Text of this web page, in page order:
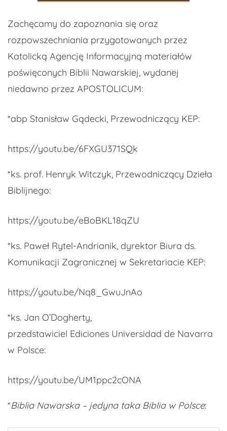
Zachęcamy do zapoznania się oraz
rozpowszechniania przygotowanych przez
Katolicką Agencję Informacyjną materiałów
poświęconych Biblii Nawarskiej, wydanej
niedawno przez APOSTOLICUM:
*abp Stanisław Gądecki, Przewodniczący KEP:
https://youtu.be/6FXGU371SQk
*ks. prof. Henryk Witczyk, Przewodniczący Dzieła
Biblijnego:
https://youtu.be/eBoBKL18qZU
*ks. Paweł Rytel-Andrianik, dyrektor Biura ds.
Komunikacji Zagranicznej w Sekretariacie KEP:
https://youtu.be/Nq8_GwuJnAo
*ks. Jan O’Dogherty,
przedstawiciel Ediciones Universidad de Navarra
w Polsce:
https://youtu.be/UM1ppc2cONA
*Biblia Nawarska – jedyna taka Biblia w Polsce: